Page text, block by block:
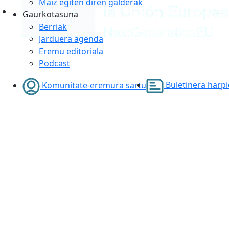
Gaurkotasuna
Berriak
Jarduera agenda
Eremu editoriala
Podcast
Komunitate-eremura sartu
Buletinera